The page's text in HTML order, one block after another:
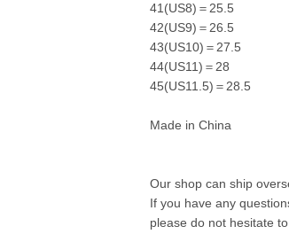
41(US8)＝25.5
42(US9)＝26.5
43(US10)＝27.5
44(US11)＝28
45(US11.5)＝28.5
Made in China
Our shop can ship
If you have any
please do not hesitate